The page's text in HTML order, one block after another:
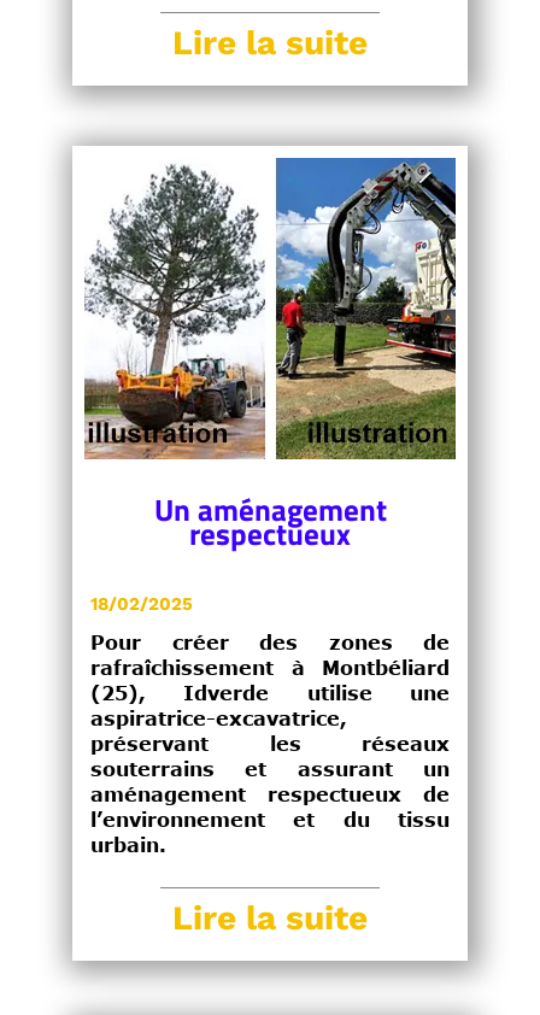
Lire la suite
Un aménagement
respectueux
18/02/2025
Pour créer des zones de
rafraîchissement à Montbéliard
(25), Idverde utilise une
aspiratrice-excavatrice,
préservant les réseaux
souterrains et assurant un
aménagement respectueux de
l’environnement et du tissu
urbain.
Lire la suite